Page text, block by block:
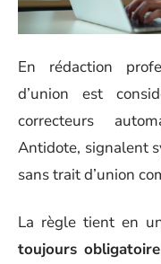
En rédaction
d’union est
correcteurs
Antidote, signalent
sans trait d’union
La règle tient en
toujours obligatoire